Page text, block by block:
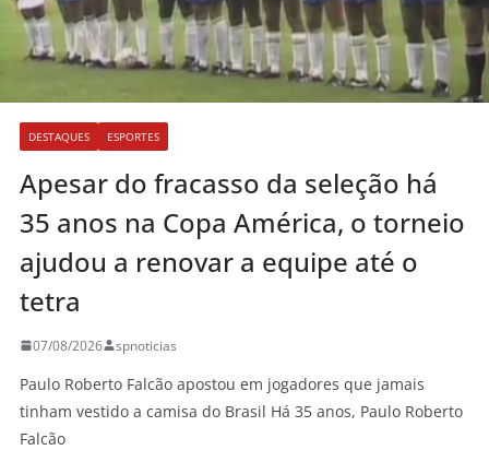
DESTAQUES ESPORTES
Apesar do fracasso da seleção há
35 anos na Copa América, o torneio
ajudou a renovar a equipe até o
tetra
07/08/2026 spnoticias
Paulo Roberto Falcão apostou em jogadores que jamais
tinham vestido a camisa do Brasil Há 35 anos, Paulo Roberto
Falcão